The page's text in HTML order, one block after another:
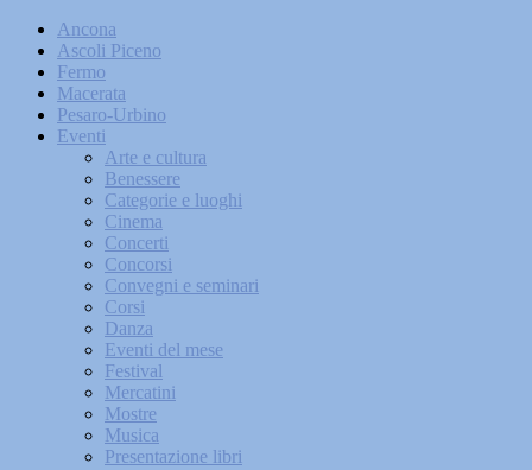
Ancona
Ascoli Piceno
Fermo
Macerata
Pesaro-Urbino
Eventi
Arte e cultura
Benessere
Categorie e luoghi
Cinema
Concerti
Concorsi
Convegni e seminari
Corsi
Danza
Eventi del mese
Festival
Mercatini
Mostre
Musica
Presentazione libri